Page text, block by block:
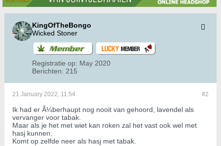
KingOfTheBongo
Wicked Stoner
Registratie op: May 2020
Berichten: 215
#2
21 January 2022, 11:54
Ik had er Ã¼berhaupt nog nooit van gehoord, lavendel als
vervanger voor tabak.
Maar als je het met wiet kan roken zal het vast ook wel met
hasj kunnen.
Komt op zelfde neer als hasj met tabak.